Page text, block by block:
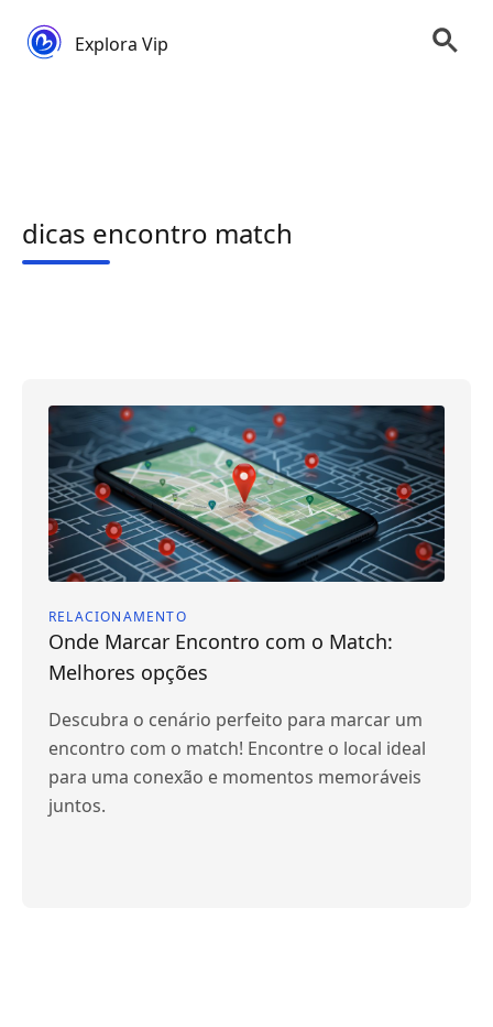
Explora Vip
dicas encontro match
RELACIONAMENTO
Onde Marcar Encontro com o Match:
Melhores opções
Descubra o cenário perfeito para marcar um
encontro com o match! Encontre o local ideal
para uma conexão e momentos memoráveis
juntos.